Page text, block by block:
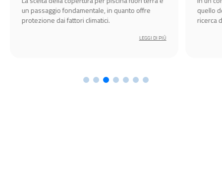
un passaggio fondamentale, in quanto offre
protezione dai fattori climatici.
LEGGI DI PIÙ
quello
ricerca